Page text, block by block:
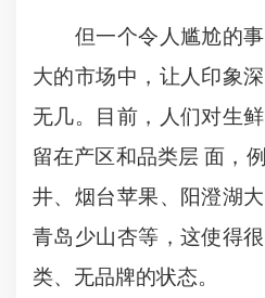
但一个令人尴尬的
大的市场中，让人印象
无几。目前，人们对生
留在产区和品类层 面，
井、烟台苹果、阳澄湖
青岛少山杏等，这使得
类、无品牌的状态。